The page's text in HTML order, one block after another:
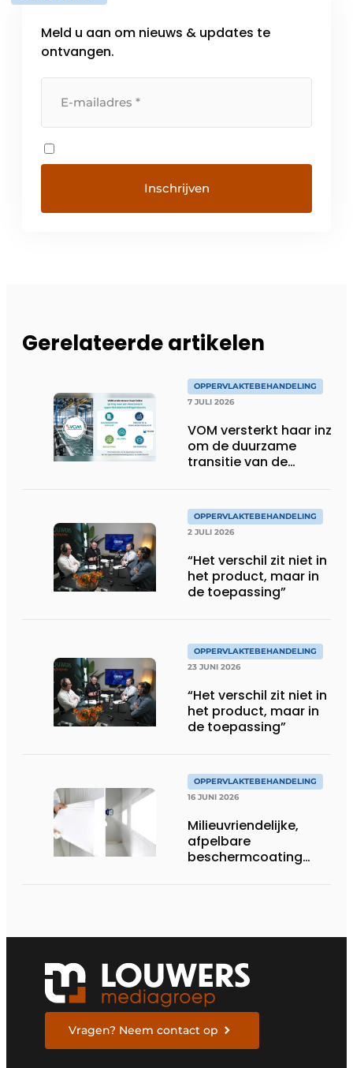
Meld u aan om nieuws & updates te
ontvangen.
Gerelateerde artikelen
OPPERVLAKTEBEHANDELING
7 JULI 2026
VOM versterkt haar inzet
om de duurzame
transitie van de
OPPERVLAKTEBEHANDELING
2 JULI 2026
“Het verschil zit niet in
het product, maar in
de toepassing”
OPPERVLAKTEBEHANDELING
23 JUNI 2026
“Het verschil zit niet in
het product, maar in
de toepassing”
OPPERVLAKTEBEHANDELING
16 JUNI 2026
Milieuvriendelijke,
afpelbare
beschermcoating
Vragen? Neem contact op